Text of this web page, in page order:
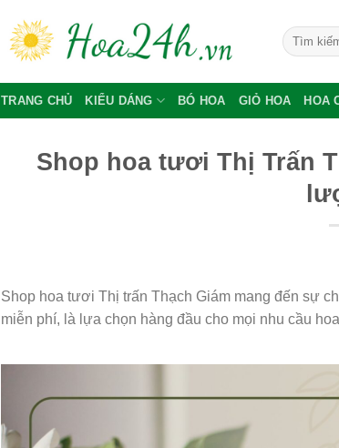
Tìm
kiếm:
TRANG CHỦ KIỂU DÁNG BÓ HOA GIỎ HOA HOA
Shop hoa tươi Thị Trấn
Shop hoa tươi Thị trấn Thạch Giám mang đến sự
miễn phí, là lựa chọn hàng đầu cho mọi nhu cầu